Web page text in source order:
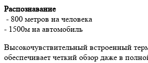
Распознавание
- 800 метров на человека
- 1500м на автомобиль
Высокочувствительный встроенный
обеспечивает четкий обзор даже в